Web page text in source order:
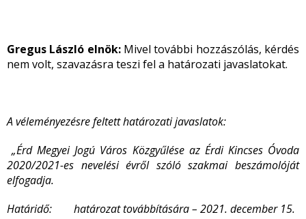
Gregus László elnök: Mivel további hozzászólás, kérdés
nem volt, szavazásra teszi fel a határozati javaslatokat.
A véleményezésre feltett határozati javaslatok:
„Érd Megyei Jogú Város Közgyűlése az Érdi Kincses Óvoda
2020/2021-es nevelési évről szóló szakmai beszámolóját
elfogadja.
Határidő: határozat továbbítására – 2021. december 15.